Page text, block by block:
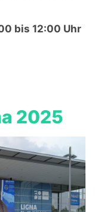
bis 12:00 Uhr
2025